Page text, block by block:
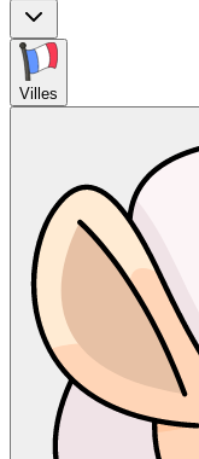
Villes